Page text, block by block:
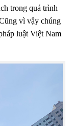
trong quá trình
vì vậy chúng
luật Việt Nam